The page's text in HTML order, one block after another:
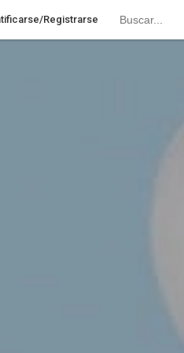
Registrarse